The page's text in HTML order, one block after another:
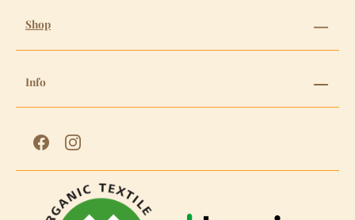
Shop
Info